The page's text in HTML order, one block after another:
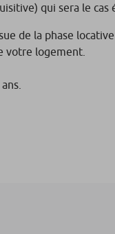
qui sera le
de la phase
votre logement.